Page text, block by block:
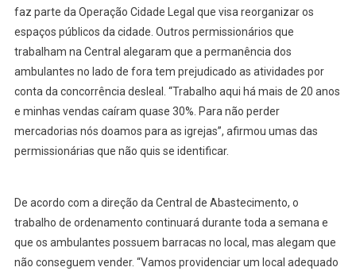
CANDEIAS
faz parte da Operação Cidade Legal que visa reorganizar os
espaços públicos da cidade. Outros permissionários que
trabalham na Central alegaram que a permanência dos
ambulantes no lado de fora tem prejudicado as atividades por
conta da concorrência desleal. “Trabalho aqui há mais de 20 anos
e minhas vendas caíram quase 30%. Para não perder
mercadorias nós doamos para as igrejas”, afirmou umas das
permissionárias que não quis se identificar.
De acordo com a direção da Central de Abastecimento, o
trabalho de ordenamento continuará durante toda a semana e
que os ambulantes possuem barracas no local, mas alegam que
não conseguem vender. “Vamos providenciar um local adequado